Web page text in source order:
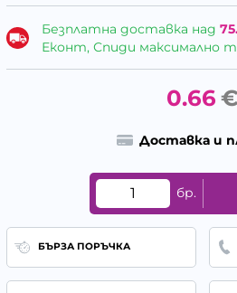
Безплатна доставка над
Еконт, Спиди максимално
0.66
Доставка и
бр.
БЪРЗА ПОРЪЧКА